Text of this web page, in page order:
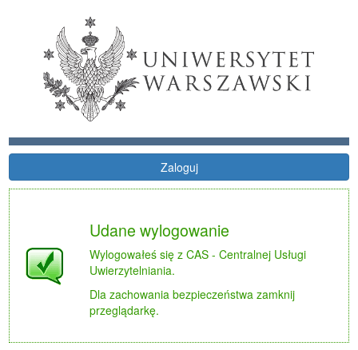
Zaloguj
Udane wylogowanie
Wylogowałeś się z CAS - Centralnej Usługi
Uwierzytelniania.
Dla zachowania bezpieczeństwa zamknij
przeglądarkę.